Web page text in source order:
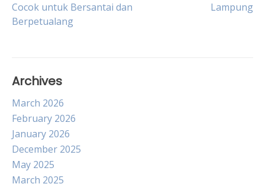
navigation
Cocok untuk Bersantai dan
Berpetualang
Lampung
Archives
March 2026
February 2026
January 2026
December 2025
May 2025
March 2025